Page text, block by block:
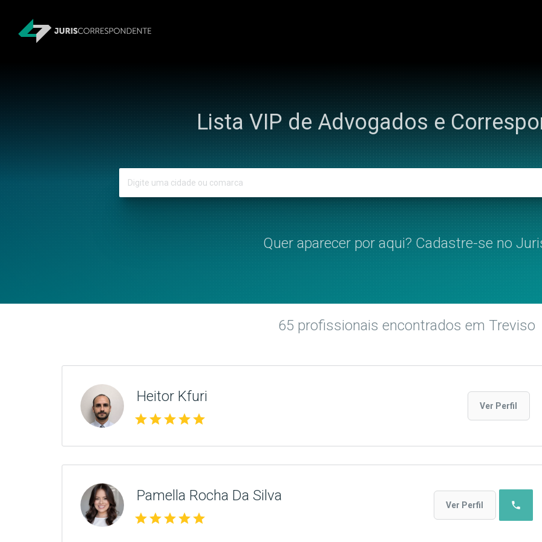
Lista VIP de Advogados e
Quer aparecer por aqui? Cadastre-se no
65 profissionais encontrados em Treviso
Heitor Kfuri
starstarstarstarstar
Ver Perfil
Pamella Rocha Da Silva
starstarstarstarstar
Ver Perfil phone